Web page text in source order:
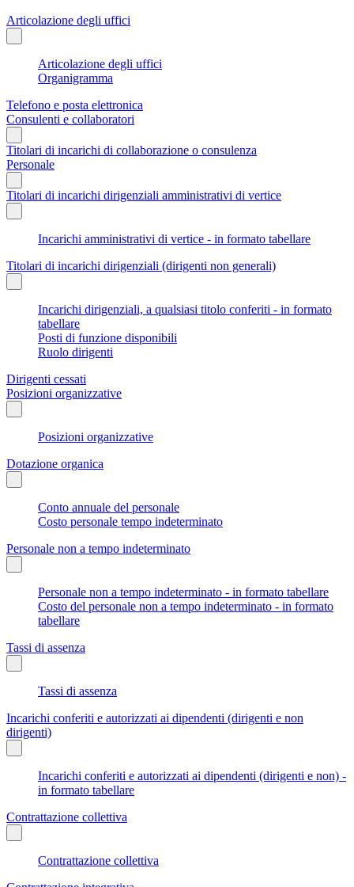
Articolazione degli uffici
Articolazione degli uffici
Organigramma
Telefono e posta elettronica
Consulenti e collaboratori
Titolari di incarichi di collaborazione o consulenza
Personale
Titolari di incarichi dirigenziali amministrativi di vertice
Incarichi amministrativi di vertice - in formato tabellare
Titolari di incarichi dirigenziali (dirigenti non generali)
Incarichi dirigenziali, a qualsiasi titolo conferiti - in formato
tabellare
Posti di funzione disponibili
Ruolo dirigenti
Dirigenti cessati
Posizioni organizzative
Posizioni organizzative
Dotazione organica
Conto annuale del personale
Costo personale tempo indeterminato
Personale non a tempo indeterminato
Personale non a tempo indeterminato - in formato tabellare
Costo del personale non a tempo indeterminato - in formato
tabellare
Tassi di assenza
Tassi di assenza
Incarichi conferiti e autorizzati ai dipendenti (dirigenti e non
dirigenti)
Incarichi conferiti e autorizzati ai dipendenti (dirigenti e non) -
in formato tabellare
Contrattazione collettiva
Contrattazione collettiva